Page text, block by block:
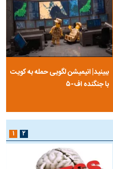
ببینید| انیمیشن لگویی حمله به کویت
با جنگنده اف-۵
۱ ۲